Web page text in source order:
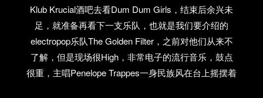
Klub Krucial酒吧去看Dum Dum Girls，结束后余兴未
足，就准备再看下一支乐队，也就是我们要介绍的
electropop乐队The Golden Filter，之前对他们从来不
了解，但是现场很High，非常电子的流行音乐，鼓点
很重，主唱Penelope Trappes一身民族风在台上摇摆着